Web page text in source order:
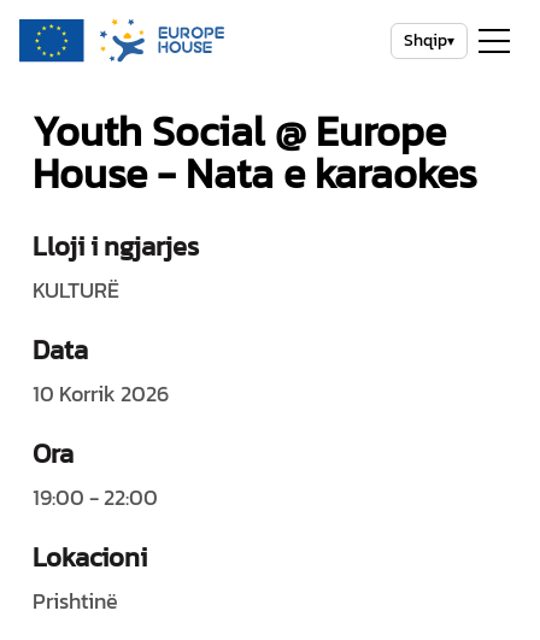
Shqip▾
Youth Social @ Europe
House - Nata e karaokes
Lloji i ngjarjes
KULTURË
Data
10 Korrik 2026
Ora
19:00 - 22:00
Lokacioni
Prishtinë